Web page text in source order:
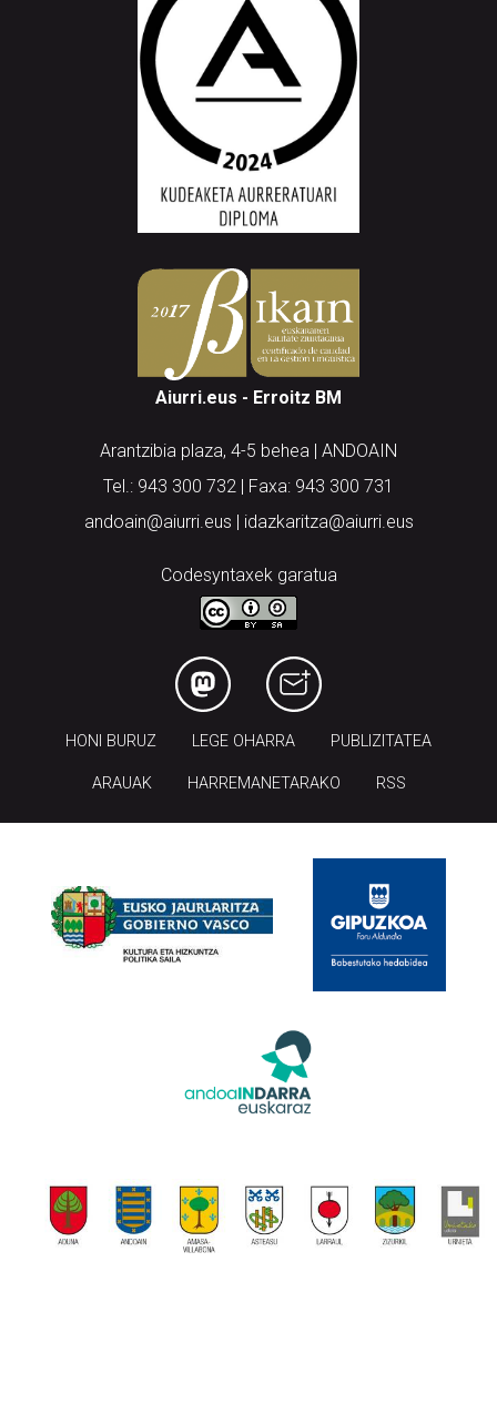
Aiurri.eus - Erroitz BM
Arantzibia plaza, 4-5 behea | ANDOAIN
Tel.: 943 300 732 | Faxa: 943 300 731
andoain@aiurri.eus | idazkaritza@aiurri.eus
Codesyntaxek garatua
HONI BURUZ LEGE OHARRA PUBLIZITATEA
ARAUAK HARREMANETARAKO RSS